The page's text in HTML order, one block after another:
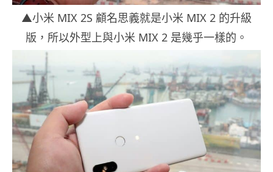
▲小米 MIX 2S 顧名思義就是小米 MIX 2 的升級
版，所以外型上與小米 MIX 2 是幾乎一樣的。